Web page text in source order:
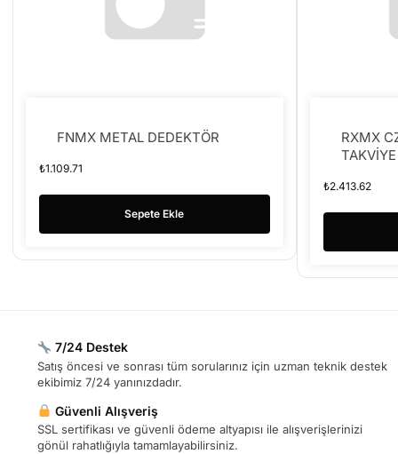
FNMX METAL DEDEKTÖR
₺1.109.71
Sepete Ekle
RXMX
TAKVİYE
₺2.413.62
7/24 Destek
Satış öncesi ve sonrası tüm sorularınız için uzman teknik destek
ekibimiz 7/24 yanınızdadır.
Güvenli Alışveriş
SSL sertifikası ve güvenli ödeme altyapısı ile alışverişlerinizi
gönül rahatlığıyla tamamlayabilirsiniz.